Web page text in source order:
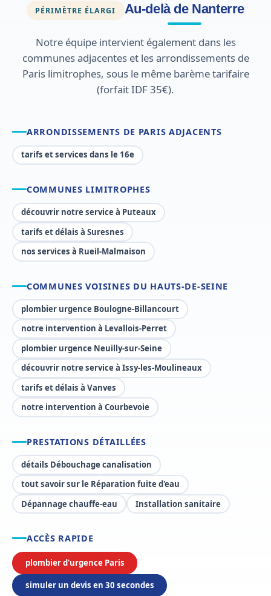
PÉRIMÈTRE ÉLARGI Au-delà de Nanterre
Notre équipe intervient également dans les
communes adjacentes et les arrondissements de
Paris limitrophes, sous le même barème tarifaire
(forfait IDF 35€).
ARRONDISSEMENTS DE PARIS ADJACENTS
tarifs et services dans le 16e
COMMUNES LIMITROPHES
découvrir notre service à Puteaux
tarifs et délais à Suresnes
nos services à Rueil-Malmaison
COMMUNES VOISINES DU HAUTS-DE-SEINE
plombier urgence Boulogne-Billancourt
notre intervention à Levallois-Perret
plombier urgence Neuilly-sur-Seine
découvrir notre service à Issy-les-Moulineaux
tarifs et délais à Vanves
notre intervention à Courbevoie
PRESTATIONS DÉTAILLÉES
détails Débouchage canalisation
tout savoir sur le Réparation fuite d'eau
Dépannage chauffe-eau
Installation sanitaire
ACCÈS RAPIDE
plombier d'urgence Paris
simuler un devis en 30 secondes